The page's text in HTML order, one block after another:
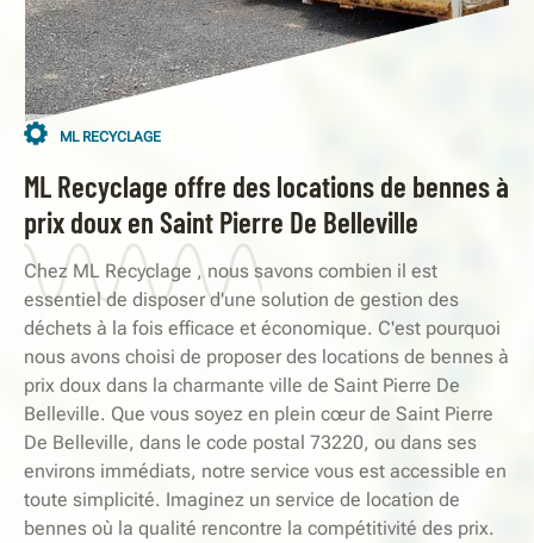
ML RECYCLAGE
ML Recyclage offre des locations de bennes à
prix doux en Saint Pierre De Belleville
Chez ML Recyclage , nous savons combien il est
essentiel de disposer d'une solution de gestion des
déchets à la fois efficace et économique. C'est pourquoi
nous avons choisi de proposer des locations de bennes à
prix doux dans la charmante ville de Saint Pierre De
Belleville. Que vous soyez en plein cœur de Saint Pierre
De Belleville, dans le code postal 73220, ou dans ses
environs immédiats, notre service vous est accessible en
toute simplicité. Imaginez un service de location de
bennes où la qualité rencontre la compétitivité des prix.